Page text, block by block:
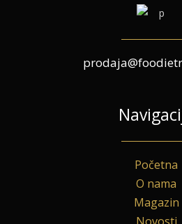
Početna
O nama
Magazin